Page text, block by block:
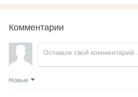
Комментарии
Новые